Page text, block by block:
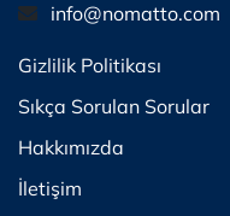
info@nomatto.com
Gizlilik Politikası
Sıkça Sorulan Sorular
Hakkımızda
İletişim